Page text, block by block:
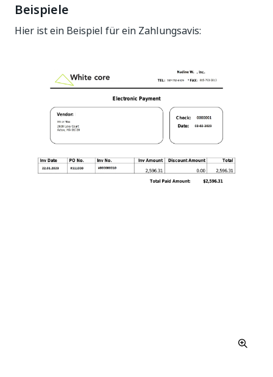
Beispiele
Hier ist ein Beispiel für ein Zahlungsavis: